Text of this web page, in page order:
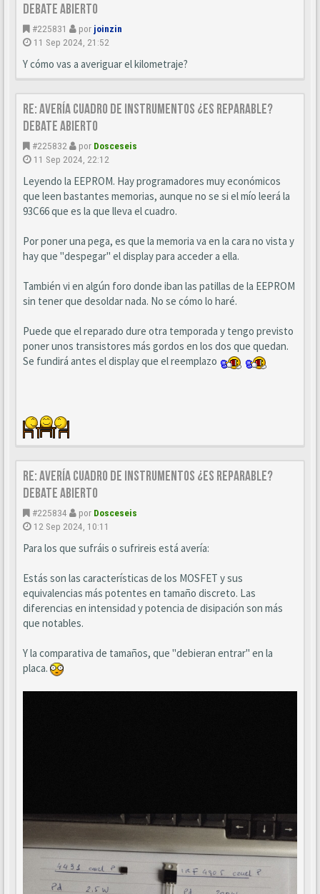
DEBATE ABIERTO
#225831 por joinzin
11 Sep 2024, 21:52
Y cómo vas a averiguar el kilometraje?
Re: AVERÍA CUADRO DE INSTRUMENTOS ¿ES REPARABLE?
DEBATE ABIERTO
#225832 por Dosceseis
11 Sep 2024, 22:12
Leyendo la EEPROM. Hay programadores muy económicos
que leen bastantes memorias, aunque no se si el mío leerá la
93C66 que es la que lleva el cuadro.
Por poner una pega, es que la memoria va en la cara no vista y
hay que "despegar" el display para acceder a ella.
También vi en algún foro donde iban las patillas de la EEPROM
sin tener que desoldar nada. No se cómo lo haré.
Puede que el reparado dure otra temporada y tengo previsto
poner unos transistores más gordos en los dos que quedan.
Se fundirá antes el display que el reemplazo
Re: AVERÍA CUADRO DE INSTRUMENTOS ¿ES REPARABLE?
DEBATE ABIERTO
#225834 por Dosceseis
12 Sep 2024, 10:11
Para los que sufráis o sufrireis está avería:
Estás son las características de los MOSFET y sus
equivalencias más potentes en tamaño discreto. Las
diferencias en intensidad y potencia de disipación son más
que notables.
Y la comparativa de tamaños, que "debieran entrar" en la
placa.